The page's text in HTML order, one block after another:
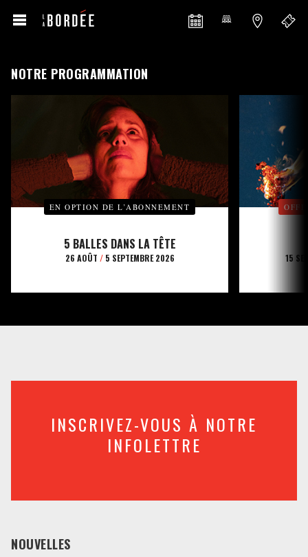
NOTRE PROGRAMMATION
EN OPTION DE L’ABONNEMENT
5 BALLES DANS LA TÊTE
26 AOÛT /5 SEPTEMBRE 2026 15
INSCRIVEZ-VOUS À NOTRE
INFOLETTRE
NOUVELLES